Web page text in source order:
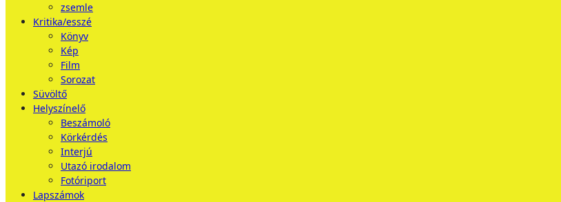
zsemle
Kritika/esszé
Könyv
Kép
Film
Sorozat
Süvöltő
Helyszínelő
Beszámoló
Körkérdés
Interjú
Utazó irodalom
Fotóriport
Lapszámok